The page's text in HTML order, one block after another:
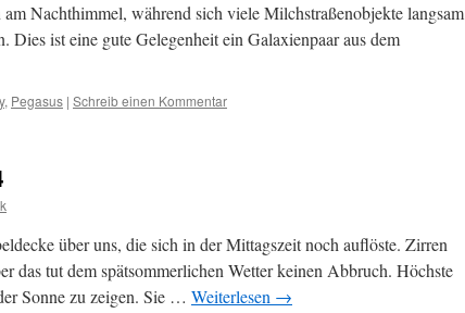
Nachthimmel, während sich viele Milchstraßenobjekte langsam
Dies ist eine gute Gelegenheit ein Galaxienpaar aus dem
, Pegasus | Schreib einen Kommentar
über uns, die sich in der Mittagszeit noch auflöste. Zirren
das tut dem spätsommerlichen Wetter keinen Abbruch. Höchste
Sonne zu zeigen. Sie … Weiterlesen →